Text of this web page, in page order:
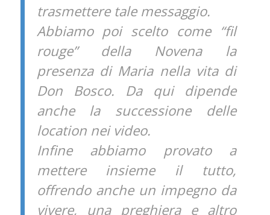
trasmettere tale messaggio.
Abbiamo poi scelto come “fil
rouge” della Novena la
presenza di Maria nella vita di
Don Bosco. Da qui dipende
anche la successione delle
location nei video.
Infine abbiamo provato a
mettere insieme il tutto,
offrendo anche un impegno da
vivere, una preghiera e altro